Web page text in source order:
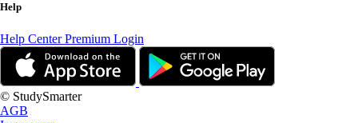
Help
Help CenterPremium Login
© StudySmarter
AGB